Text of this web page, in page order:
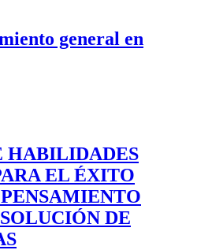
general en
HABILIDADES
EL ÉXITO
DE